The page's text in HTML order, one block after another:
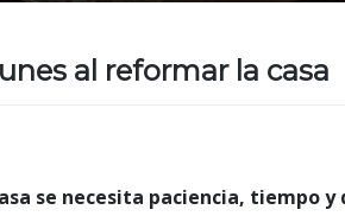
al reformar la casa
se necesita paciencia, tiempo y